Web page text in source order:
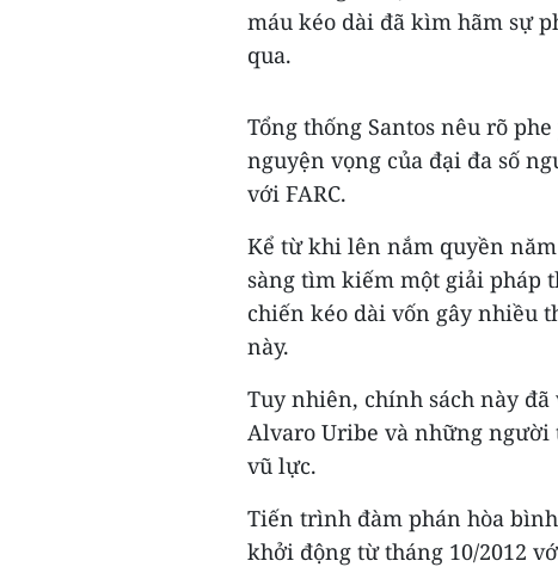
máu kéo dài đã kìm hãm sự
qua.
Tổng thống Santos nêu rõ
nguyện vọng của đại đa số
với FARC.
Kể từ khi lên nắm quyền năm
sàng tìm kiếm một giải pháp
chiến kéo dài vốn gây nhiều
này.
Tuy nhiên, chính sách này
Alvaro Uribe và những
vũ lực.
Tiến trình đàm phán hòa
khởi động từ tháng 10/2012